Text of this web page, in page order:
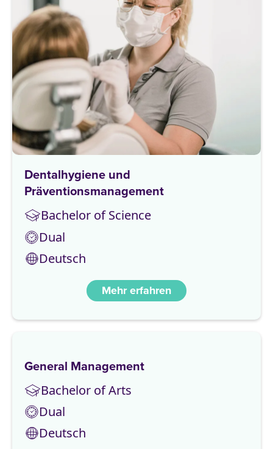
Dentalhygiene und
Präventionsmanagement
Bachelor of Science
Dual
Deutsch
Mehr erfahren
General Management
Bachelor of Arts
Dual
Deutsch